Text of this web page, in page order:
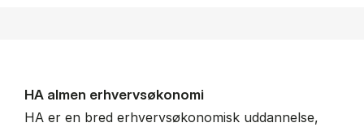
HA al­men erhvervs­økonomi
HA er en bred erhvervsøkonomisk uddannelse,